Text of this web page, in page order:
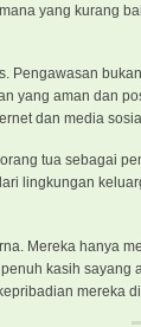
yang kurang
Pengawasan
yang aman dan
dan media
tua sebagai
lingkungan
Mereka hanya
kasih
mereka